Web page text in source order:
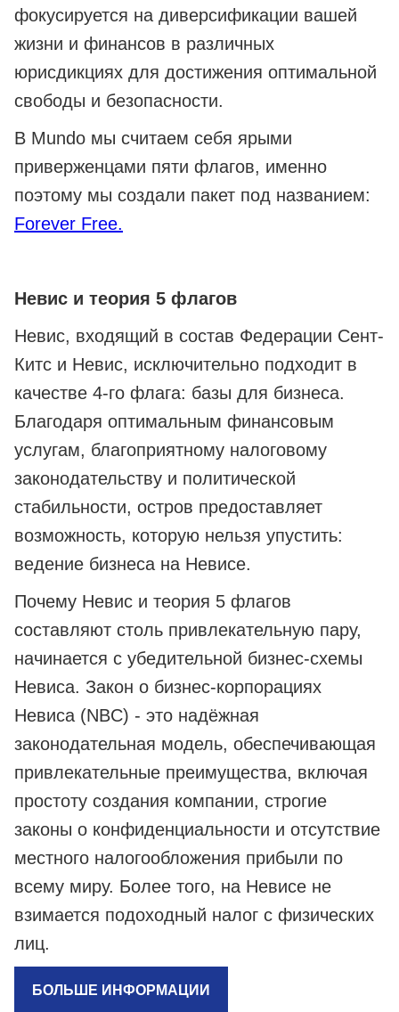
фокусируется на диверсификации вашей
жизни и финансов в различных
юрисдикциях для достижения оптимальной
свободы и безопасности.
В Mundo мы считаем себя ярыми
приверженцами пяти флагов, именно
поэтому мы создали пакет под названием:
Forever Free.
Невис и теория 5 флагов
Невис, входящий в состав Федерации Сент-
Китс и Невис, исключительно подходит в
качестве 4-го флага: базы для бизнеса.
Благодаря оптимальным финансовым
услугам, благоприятному налоговому
законодательству и политической
стабильности, остров предоставляет
возможность, которую нельзя упустить:
ведение бизнеса на Невисе.
Почему Невис и теория 5 флагов
составляют столь привлекательную пару,
начинается с убедительной бизнес-схемы
Невиса. Закон о бизнес-корпорациях
Невиса (NBC) - это надёжная
законодательная модель, обеспечивающая
привлекательные преимущества, включая
простоту создания компании, строгие
законы о конфиденциальности и отсутствие
местного налогообложения прибыли по
всему миру. Более того, на Невисе не
взимается подоходный налог с физических
лиц.
БОЛЬШЕ ИНФОРМАЦИИ